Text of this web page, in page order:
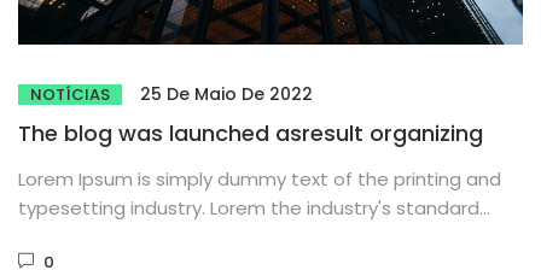
NOTÍCIAS 25 De Maio De 2022
The blog was launched asresult organizing
Lorem Ipsum is simply dummy text of the printing and
typesetting industry. Lorem the industry's standard
0